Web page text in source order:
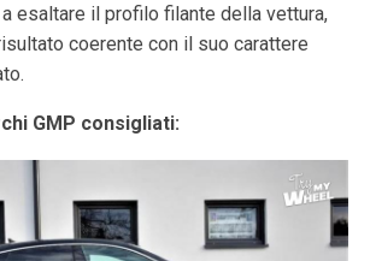
esaltare il profilo filante della vettura,
coerente con il suo carattere
GMP consigliati: